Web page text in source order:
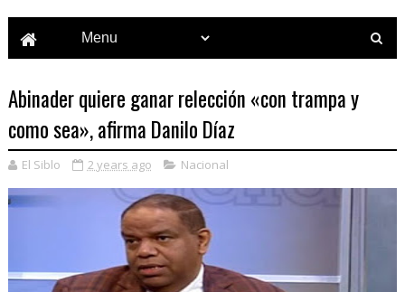
Abinader quiere ganar relección «con trampa y
como sea», afirma Danilo Díaz
El Siblo 2 years ago Nacional